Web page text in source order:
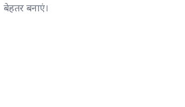
बेहतर बनाएं।